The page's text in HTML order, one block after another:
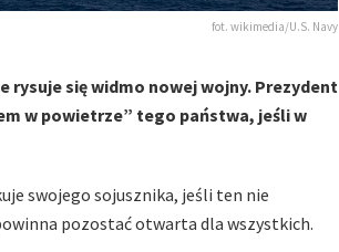
fot. wikimedia/U.S. Navy
rysuje się widmo nowej wojny. Prezydent
w powietrze” tego państwa, jeśli w
swojego sojusznika, jeśli ten nie
pozostać otwarta dla wszystkich.